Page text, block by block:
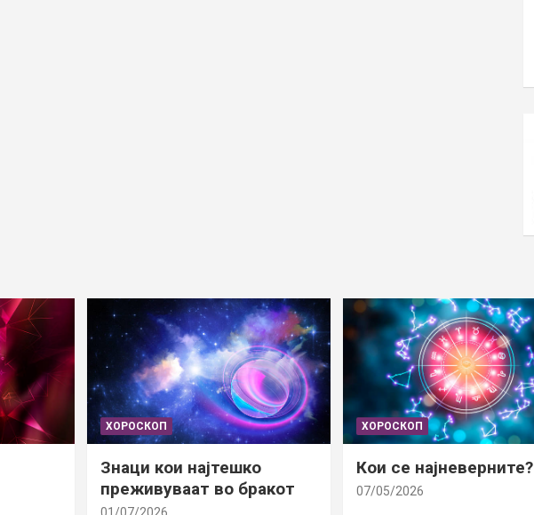
ХОРОСКОП
Знаци кои најтешко
преживуваат во бракот
ХОРОСКОП
Кои се најневерните?
07/05/2026